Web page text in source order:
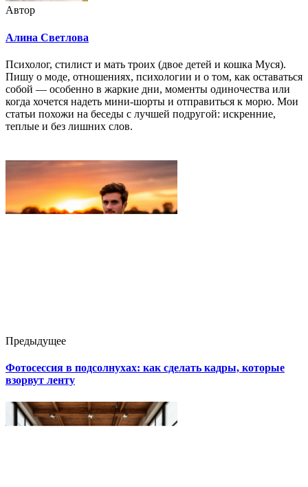
Автор
Алина Светлова
Психолог, стилист и мать троих (двое детей и кошка Муся).
Пишу о моде, отношениях, психологии и о том, как оставаться
собой — особенно в жаркие дни, моменты одиночества или
когда хочется надеть мини-шорты и отправиться к морю. Мои
статьи похожи на беседы с лучшей подругой: искренние,
теплые и без лишних слов.
Предыдущее
Фотосессия в подсолнухах: как сделать кадры, которые
взорвут ленту